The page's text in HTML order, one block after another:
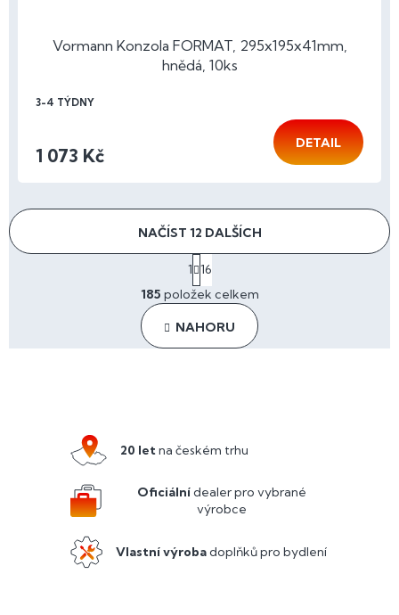
Vormann Konzola FORMAT, 295x195x41mm,
hnědá, 10ks
3-4 TÝDNY
1 073 Kč
DETAIL
O
v
l
á
d
v
y
v
ý
i
NAČÍST 12 DALŠÍCH
S
t
r
á
n
k
o
1 16
185 položek celkem
NAHORU
20 let na českém trhu
Oficiálnídealer pro vybrané
výrobce
Vlastní výrobadoplňků pro bydlení